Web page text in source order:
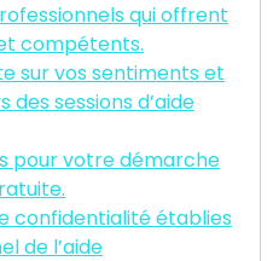
qui offrent
compétents.
sur vos sentiments et
sessions d’aide
pour votre démarche
confidentialité établies
de l’aide